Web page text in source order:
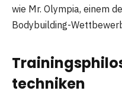
wie Mr. Olympia, einem
Bodybuilding-
techniken